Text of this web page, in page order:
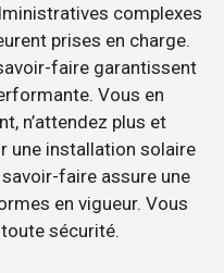
complexes
prises en charge.
faire garantissent
Vous en
n’attendez plus et
une installation solaire
faire assure une
en vigueur. Vous
sécurité.